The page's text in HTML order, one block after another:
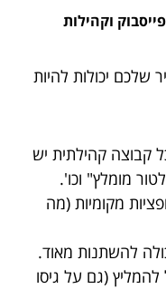
וקהילות
שלכם יכולות להיות
קבוצה קהילתית יש
מומלץ" וכו'.
מקומיות (מה
להשתנות מאוד.
להמליץ (גם על גיסו